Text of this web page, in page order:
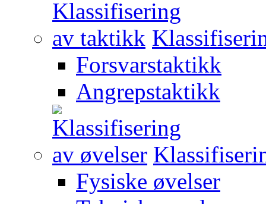
Forsvarstaktikk
Angrepstaktikk
Fysiske øvelser